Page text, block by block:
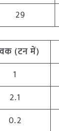
29
(टन में)
1
2.1
0.2